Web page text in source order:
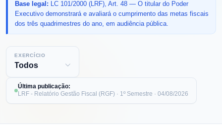
EXERCÍCIO
Última publicação:
LRF - Relatório Gestão Fiscal (RGF) · 1º Semestre · 04/08/2026
Base legal: LC 101/2000 (LRF), Art. 48 — O titular do Poder
Executivo demonstrará e avaliará o cumprimento das metas fiscais
dos três quadrimestres do ano, em audiência pública.